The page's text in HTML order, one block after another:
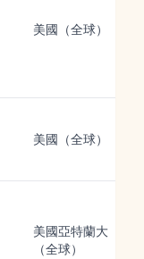
美國（全球）
美國（全球）
美國亞特蘭大
（全球）